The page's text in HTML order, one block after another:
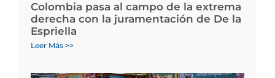
Colombia pasa al campo de la extrema
derecha con la juramentación de De la
Espriella
Leer Más >>